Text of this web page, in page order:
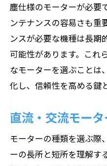
塵仕様のモーターが必要
ンテナンスの容易さも重
ンスが必要な機種は長期
可能性があります。これ
なモーターを選ぶことは
化し、信頼性を高める鍵
直流・交流モー
モーターの種類を選ぶ際
ーの長所と短所を理解す